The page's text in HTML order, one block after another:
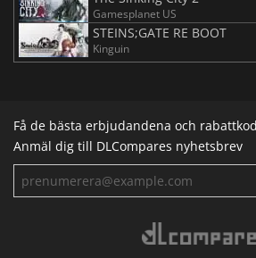
Gamesplanet US
STEINS;GATE RE BOOT
Kinguin
Få de bästa erbjudandena och
Anmäl dig till DLCompares nyhetsbrev